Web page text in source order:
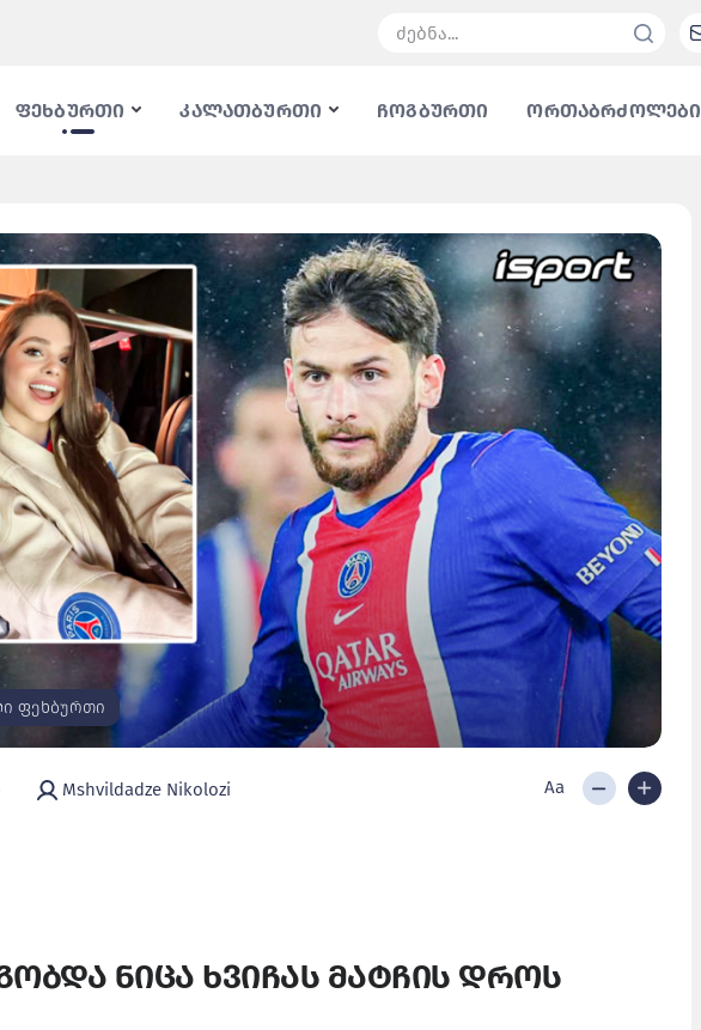
ფეხბურთი კალათბურთი ჩოგბურთი ორთაბრძოლები
ფეხბურთი
Mshvildadze Nikolozi Aa
ნიცა ხვიჩას მატჩის დროს